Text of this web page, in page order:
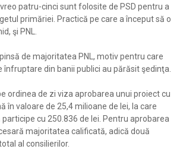
patru-cinci sunt folosite de PSD pentru a
primăriei. Practică pe care a început să o
şi PNL.
de majoritatea PNL, motiv pentru care
înfruptare din banii publici au părăsit şedinţa.
ordinea de zi viza aprobarea unui proiect cu
în valoare de 25,4 milioane de lei, la care
cu 250.836 de lei. Pentru aprobarea
majoritatea calificată, adică două
al consilierilor.